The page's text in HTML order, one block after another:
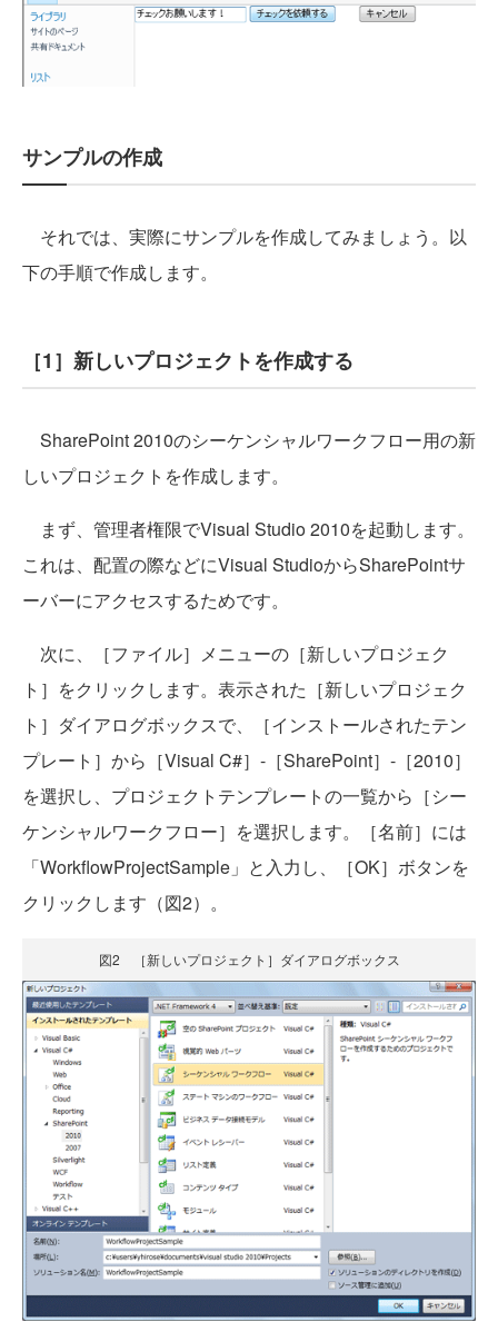
サンプルの作成
それでは、実際にサンプルを作成してみましょう。以
下の手順で作成します。
［1］新しいプロジェクトを作成する
SharePoint 2010のシーケンシャルワークフロー用の新
しいプロジェクトを作成します。
まず、管理者権限でVisual Studio 2010を起動します。
これは、配置の際などにVisual StudioからSharePointサ
ーバーにアクセスするためです。
次に、［ファイル］メニューの［新しいプロジェク
ト］をクリックします。表示された［新しいプロジェク
ト］ダイアログボックスで、［インストールされたテン
プレート］から［Visual C#］-［SharePoint］-［2010］
を選択し、プロジェクトテンプレートの一覧から［シー
ケンシャルワークフロー］を選択します。［名前］には
「WorkflowProjectSample」と入力し、［OK］ボタンを
クリックします（図2）。
図2 ［新しいプロジェクト］ダイアログボックス